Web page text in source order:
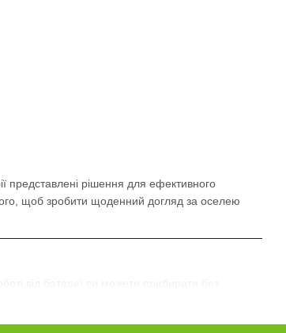
представлені рішення для ефективного
щоб зробити щоденний догляд за оселею